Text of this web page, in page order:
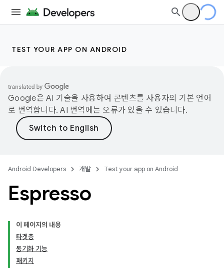
TEST YOUR APP ON ANDROID
Google은 AI 기술을 사용하여 콘텐츠를 사용자의 기본 언어
로 번역합니다. AI 번역에는 오류가 있을 수 있습니다.
Android Developers 개발 Test your app on Android
Espresso
이 페이지의 내용
타겟층
동기화 기능
패키지